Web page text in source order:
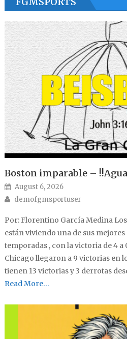
Boston imparable –
Posted on
August 6, 2026
Author
demofgmsportuser
Por: Florentino García Medina
están viviendo una de sus
temporadas , con la victoria de 4
Chicago llegaron a 9 victorias en
tienen 13 victorias y 3 derrotas
Read More…